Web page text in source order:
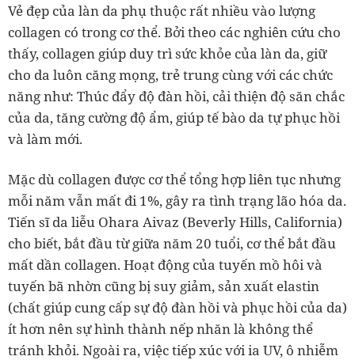
Vẻ đẹp của làn da phụ thuộc rất nhiều vào lượng
collagen có trong cơ thể. Bởi theo các nghiên cứu cho
thấy, collagen giúp duy trì sức khỏe của làn da, giữ
cho da luôn căng mọng, trẻ trung cùng với các chức
năng như: Thúc đẩy độ đàn hồi, cải thiện độ săn chắc
của da, tăng cường độ ẩm, giúp tế bào da tự phục hồi
và làm mới.
Mặc dù collagen được cơ thể tổng hợp liên tục nhưng
mỗi năm vẫn mất đi 1%, gây ra tình trạng lão hóa da.
Tiến sĩ da liễu Ohara Aivaz (Beverly Hills, California)
cho biết, bắt đầu từ giữa năm 20 tuổi, cơ thể bắt đầu
mất dần collagen. Hoạt động của tuyến mồ hôi và
tuyến bã nhờn cũng bị suy giảm, sản xuất elastin
(chất giúp cung cấp sự độ đàn hồi và phục hồi của da)
ít hơn nên sự hình thành nếp nhăn là không thể
tránh khỏi. Ngoài ra, việc tiếp xúc với ia UV, ô nhiễm